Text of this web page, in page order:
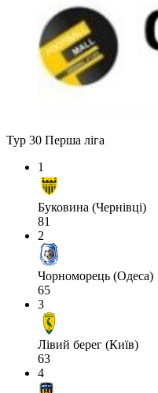
Тур 30 Перша ліга
1
Буковина (Чернівці)
81
2
Чорноморець (Одеса)
65
3
Лівий берег (Київ)
63
4